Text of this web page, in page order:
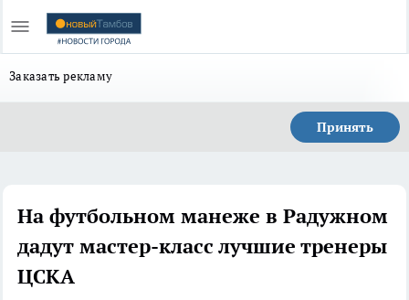
Заказать рекламу
Принять
На футбольном манеже в Радужном
дадут мастер-класс лучшие тренеры
ЦСКА